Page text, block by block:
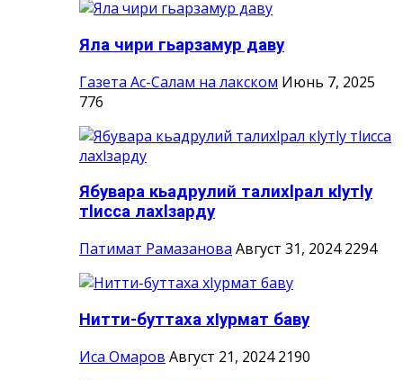
Яла чири гьарзамур даву
Газета Ас-Салам на лакском Июнь 7, 2025
776
Ябувара кьадрулий талихlрал кlутlу
тlисса лахlзарду
Патимат Рамазанова Август 31, 2024 2294
Нитти-буттаха хIурмат баву
Иса Омаров Август 21, 2024 2190